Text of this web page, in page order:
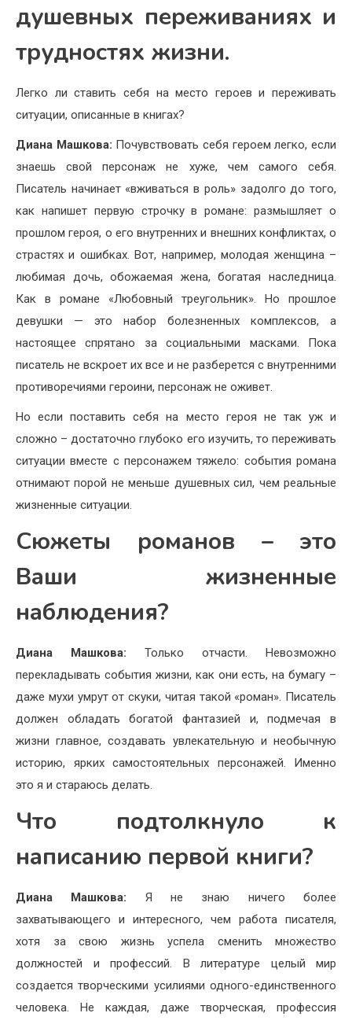
душевных переживаниях и
трудностях жизни.
Легко ли ставить себя на место героев и переживать
ситуации, описанные в книгах?
Диана Машкова: Почувствовать себя героем легко, если
знаешь свой персонаж не хуже, чем самого себя.
Писатель начинает «вживаться в роль» задолго до того,
как напишет первую строчку в романе: размышляет о
прошлом героя, о его внутренних и внешних конфликтах, о
страстях и ошибках. Вот, например, молодая женщина –
любимая дочь, обожаемая жена, богатая наследница.
Как в романе «Любовный треугольник». Но прошлое
девушки — это набор болезненных комплексов, а
настоящее спрятано за социальными масками. Пока
писатель не вскроет их все и не разберется с внутренними
противоречиями героини, персонаж не оживет.
Но если поставить себя на место героя не так уж и
сложно – достаточно глубоко его изучить, то переживать
ситуации вместе с персонажем тяжело: события романа
отнимают порой не меньше душевных сил, чем реальные
жизненные ситуации.
Сюжеты романов – это
Ваши жизненные
наблюдения?
Диана Машкова: Только отчасти. Невозможно
перекладывать события жизни, как они есть, на бумагу –
даже мухи умрут от скуки, читая такой «роман». Писатель
должен обладать богатой фантазией и, подмечая в
жизни главное, создавать увлекательную и необычную
историю, ярких самостоятельных персонажей. Именно
это я и стараюсь делать.
Что подтолкнуло к
написанию первой книги?
Диана Машкова: Я не знаю ничего более
захватывающего и интересного, чем работа писателя,
хотя за свою жизнь успела сменить множество
должностей и профессий. В литературе целый мир
создается творческими усилиями одного-единственного
человека. Не каждая, даже творческая, профессия